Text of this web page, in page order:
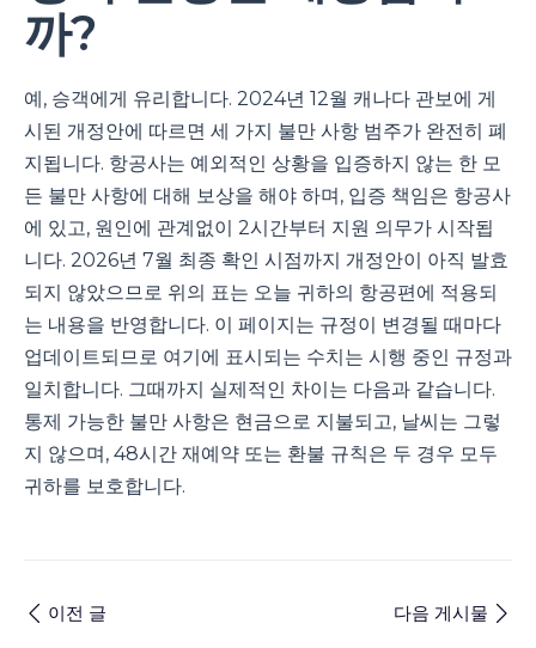
까?
예, 승객에게 유리합니다. 2024년 12월 캐나다 관보에 게
시된 개정안에 따르면 세 가지 불만 사항 범주가 완전히 폐
지됩니다. 항공사는 예외적인 상황을 입증하지 않는 한 모
든 불만 사항에 대해 보상을 해야 하며, 입증 책임은 항공사
에 있고, 원인에 관계없이 2시간부터 지원 의무가 시작됩
니다. 2026년 7월 최종 확인 시점까지 개정안이 아직 발효
되지 않았으므로 위의 표는 오늘 귀하의 항공편에 적용되
는 내용을 반영합니다. 이 페이지는 규정이 변경될 때마다
업데이트되므로 여기에 표시되는 수치는 시행 중인 규정과
일치합니다. 그때까지 실제적인 차이는 다음과 같습니다.
통제 가능한 불만 사항은 현금으로 지불되고, 날씨는 그렇
지 않으며, 48시간 재예약 또는 환불 규칙은 두 경우 모두
귀하를 보호합니다.
이전 글 다음 게시물